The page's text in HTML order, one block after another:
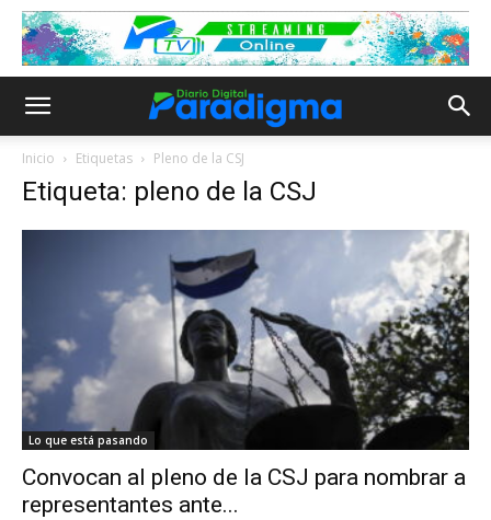
Inicio Etiquetas Pleno de la CSJ
Etiqueta: pleno de la CSJ
Lo que está pasando
Convocan al pleno de la CSJ para nombrar a
representantes ante...